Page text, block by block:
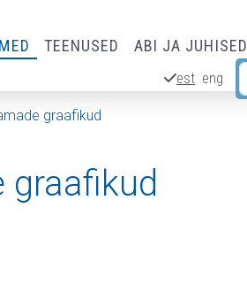
TEENUSED ABI JA JUHISED
est eng
graafikud
graafikud